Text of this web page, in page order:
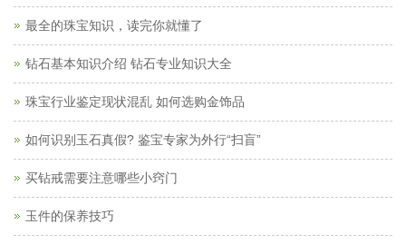
最全的珠宝知识，读完你就懂了
钻石基本知识介绍 钻石专业知识大全
珠宝行业鉴定现状混乱 如何选购金饰品
如何识别玉石真假? 鉴宝专家为外行“扫盲”
买钻戒需要注意哪些小窍门
玉件的保养技巧